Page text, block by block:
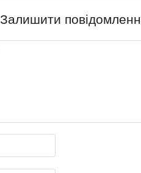
Залишити